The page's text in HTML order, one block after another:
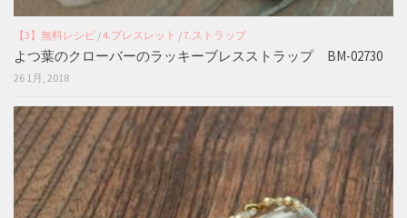
【3】無料レシピ /4.ブレスレット /7.ストラップ
よつ葉のクローバーのラッキーブレスストラップ BM-02730
26 1月, 2018